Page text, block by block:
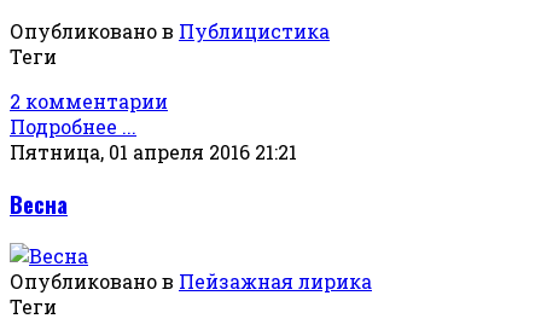
Опубликовано в Публицистика
Теги
2 комментарии
Подробнее ...
Пятница, 01 апреля 2016 21:21
Весна
Опубликовано в Пейзажная лирика
Теги